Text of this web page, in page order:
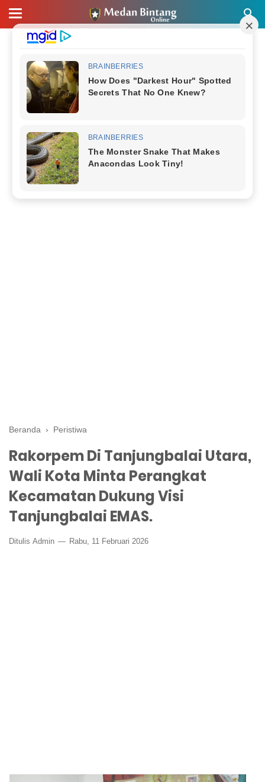
Beranda › Peristiwa
Rakorpem Di Tanjungbalai Utara,
Wali Kota Minta Perangkat
Kecamatan Dukung Visi
Tanjungbalai EMAS.
Ditulis Admin Rabu, 11 Februari 2026